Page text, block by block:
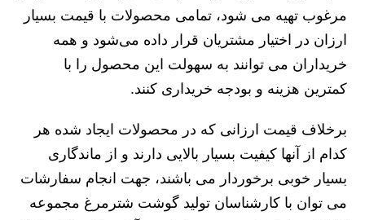
مرغوب تهیه می شود، تمامی محصولات با قیمت بسیار
ارزان در اختیار مشتریان قرار داده می‌شود و همه
خریداران می‌ توانند به سهولت این محصول را با
کمترین هزینه و بودجه خریداری کنند.
برخلاف قیمت ارزانی که در محصولات ایجاد شده هر
کدام از آنها کیفیت بسیار بالایی دارند و از ماندگاری
بسیار خوبی برخوردار می باشند، جهت انجام سفارشات
می توان با کارشناسان تولید گوشت شترمرغ مجموعه